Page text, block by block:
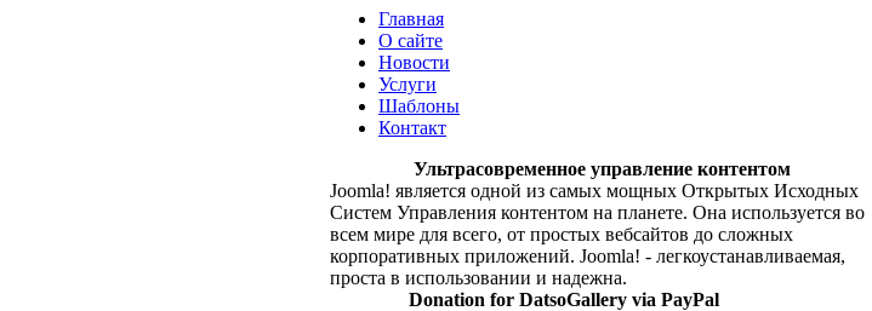
Главная
О сайте
Новости
Услуги
Шаблоны
Контакт
Ультрасовременное управление контентом
Joomla! является одной из самых мощных Открытых Исходных
Систем Управления контентом на планете. Она используется во
всем мире для всего, от простых вебсайтов до сложных
корпоративных приложений. Joomla! - легкоустанавливаемая,
проста в использовании и надежна.
Donation for DatsoGallery via PayPal